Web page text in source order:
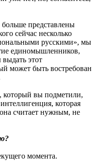
представлены
сейчас несколько
русскими», мы
единомышленников,
выдать этот
может быть востребован
который вы подметили,
которая
она считает нужным, не
момента.